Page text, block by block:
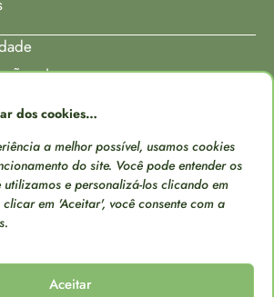
dos cookies…
a melhor possível, usamos cookies
do site. Você pode entender os
e personalizá-los clicando em
em 'Aceitar', você consente com a
Aceitar
e trocas